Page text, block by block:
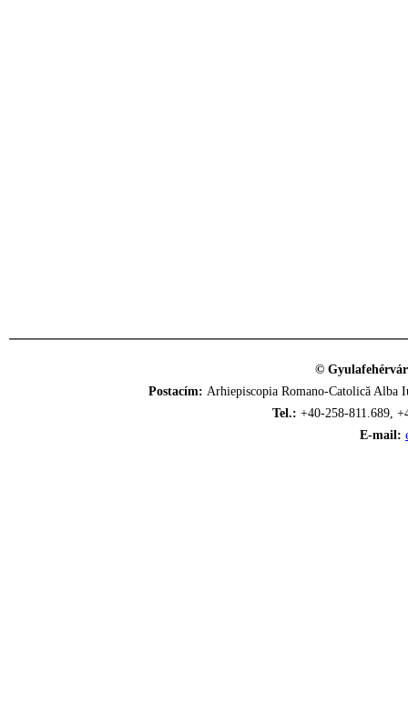
©
Postacím: Arhiepiscopia Romano-Catolică
Tel.: +40-258-811.689,
E-mail: